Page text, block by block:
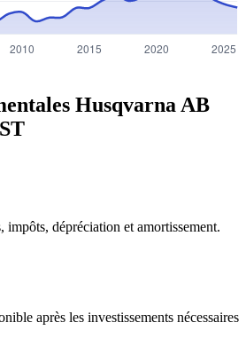
Husqvarna AB
impôts, dépréciation et amortissement.
après les investissements nécessaires